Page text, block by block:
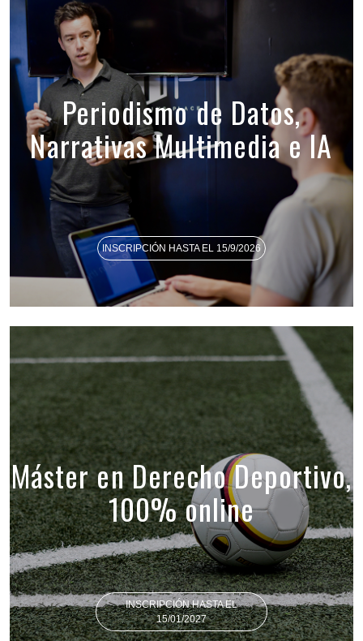
Periodismo de Datos,
Narrativas Multimedia e IA
INSCRIPCIÓN HASTA EL 15/9/2026
Máster en Derecho Deportivo,
100% online
INSCRIPCIÓN HASTA EL
15/01/2027